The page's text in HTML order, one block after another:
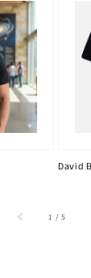
David
1 /sur
5